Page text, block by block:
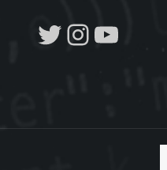
Twitter
Instagram
YouTube